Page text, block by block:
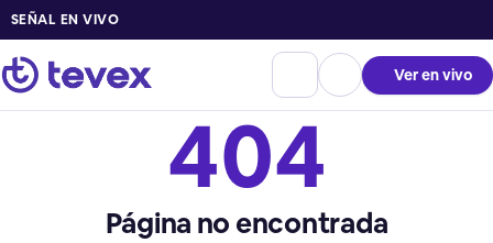
SEÑAL EN VIVO
Ver en vivo
404
Página no encontrada